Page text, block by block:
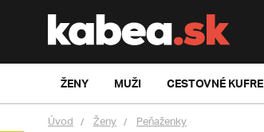
ŽENY MUŽI CESTOVNÉ KUFRE
Úvod Ženy Peňaženky